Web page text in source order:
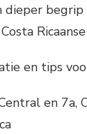
begrip
en tips
en 7a,